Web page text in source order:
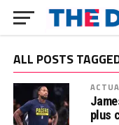
ALL POSTS
plus